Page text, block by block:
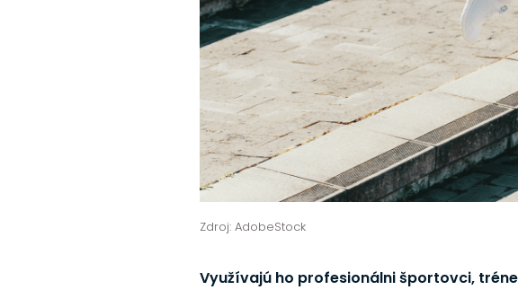
Zdroj: AdobeStock
Využívajú ho profesionálni športovci,